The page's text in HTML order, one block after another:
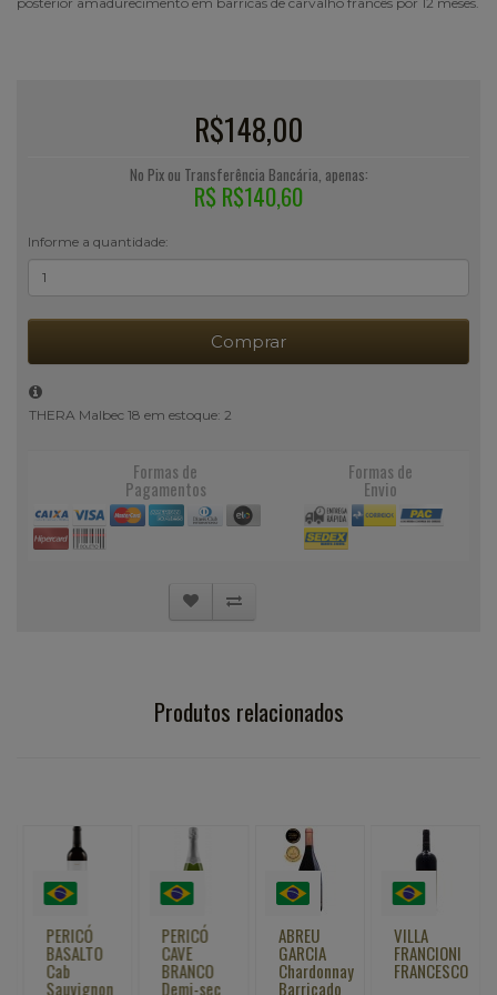
R$148,00
No Pix ou Transferência Bancária, apenas:
R$ R$140,60
Informe a quantidade:
Comprar
THERA Malbec 18 em estoque: 2
Formas de
Pagamentos
Formas de
Envio
Produtos relacionados
PERICÓ
BASALTO
Cab
Sauvignon
PERICÓ
CAVE
BRANCO
Demi-sec
ABREU
GARCIA
Chardonnay
Barricado
VILLA
FRANCIONI
FRANCESCO